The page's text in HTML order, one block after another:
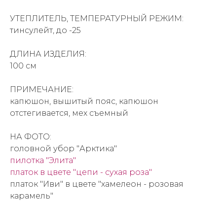
УТЕПЛИТЕЛЬ, ТЕМПЕРАТУРНЫЙ РЕЖИМ:
тинсулейт, до -25
ДЛИНА ИЗДЕЛИЯ:
100 см
ПРИМЕЧАНИЕ:
капюшон, вышитый пояс, капюшон
отстегивается, мех съемный
НА ФОТО:
головной убор "Арктика"
пилотка "Элита"
платок в цвете "цепи - сухая роза"
платок "Иви" в цвете "хамелеон - розовая
карамель"